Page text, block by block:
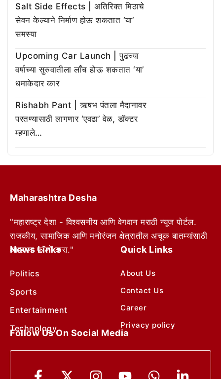
Salt Side Effects | अतिरिक्त मिठाचे
सेवन केल्याने निर्माण होऊ शकतात ‘या’
समस्या
Upcoming Car Launch | पुढच्या
वर्षाच्या सुरुवातीला लाँच होऊ शकतात ‘या’
धमाकेदार कार
Rishabh Pant | ऋषभ पंतला मैदानावर
परतण्यासाठी लागणार ‘एवढा’ वेळ, डॉक्टर
म्हणाले…
Maharashtra Desha
"महाराष्ट्र देशा - विश्वसनीय आणि वेगवान मराठी न्यूज पोर्टल.
राजकीय, सामाजिक आणि मनोरंजन क्षेत्रातील अचूक बातम्यांसाठी
आम्हाला फॉलो करा."
News Links
Politics
Sports
Entertainment
Technology
Quick Links
About Us
Contact Us
Career
Privacy policy
Follow Us On Social Media